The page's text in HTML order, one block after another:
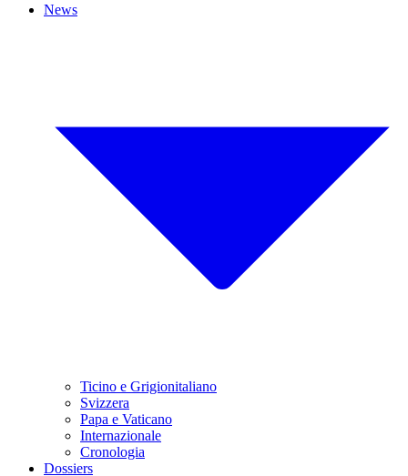
News
Ticino e Grigionitaliano
Svizzera
Papa e Vaticano
Internazionale
Cronologia
Dossiers